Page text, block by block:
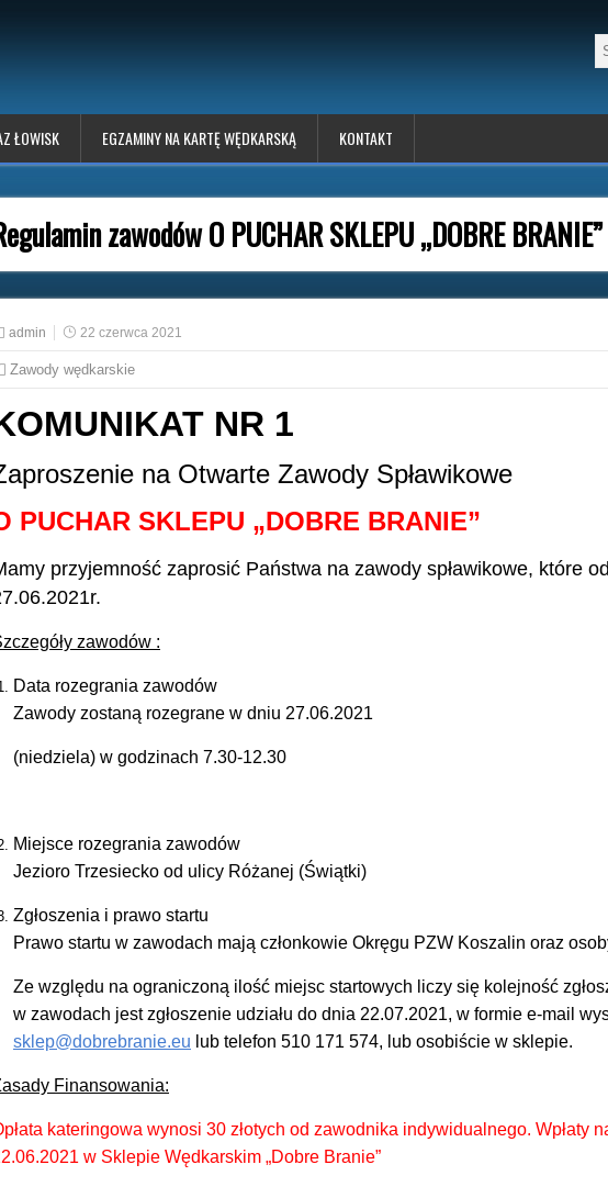
ŁOWISK EGZAMINY NA KARTĘ WĘDKARSKĄ KONTAKT
zawodów O PUCHAR SKLEPU „DOBRE BRANIE”
admin 22 czerwca 2021
Zawody wędkarskie
NR 1
na Otwarte Zawody Spławikowe
PUCHAR SKLEPU „DOBRE BRANIE”
przyjemność zaprosić Państwa na zawody spławikowe, które
zawodów :
Data rozegrania zawodów
Zawody zostaną rozegrane w dniu 27.06.2021
(niedziela) w godzinach 7.30-12.30
Miejsce rozegrania zawodów
Jezioro Trzesiecko od ulicy Różanej (Świątki)
Zgłoszenia i prawo startu
Prawo startu w zawodach mają członkowie Okręgu PZW Koszalin oraz
Ze względu na ograniczoną ilość miejsc startowych liczy się kolejność
w zawodach jest zgłoszenie udziału do dnia 22.07.2021, w formie e-mail
sklep@dobrebranie.eu lub telefon 510 171 574, lub osobiście w sklepie.
Finansowania:
kateringowa wynosi 30 złotych od zawodnika indywidualnego. Wpłaty
w Sklepie Wędkarskim „Dobre Branie”